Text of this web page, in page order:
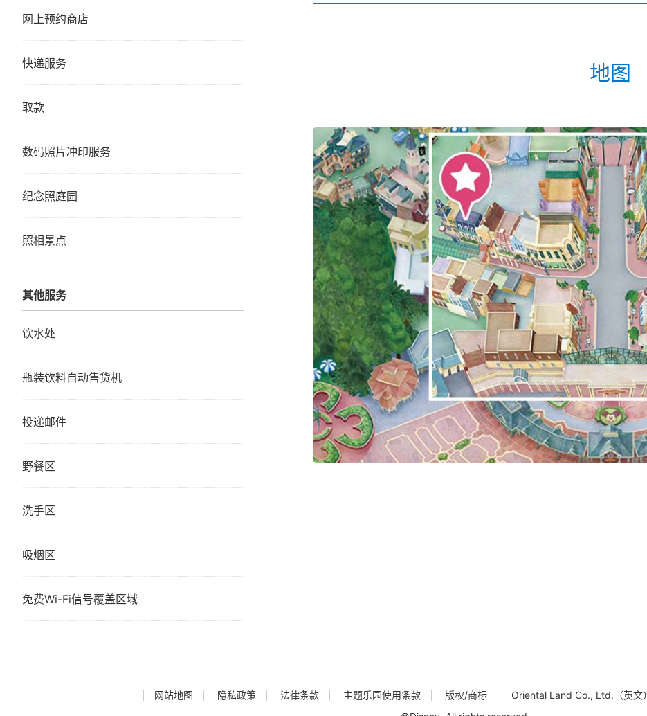
地图
网上预约商店
快递服务
取款
数码照片冲印服务
纪念照庭园
照相景点
其他服务
饮水处
瓶装饮料自动售货机
投递邮件
野餐区
洗手区
吸烟区
免费Wi-Fi信号覆盖区域
网站地图 隐私政策 法律条款 主题乐园使用条款 版权/商标 Oriental Land Co., Ltd.（英文）